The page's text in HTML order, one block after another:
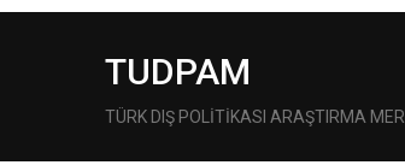
TUDPAM
TÜRK DIŞ POLİTİKASI ARAŞTIRMA